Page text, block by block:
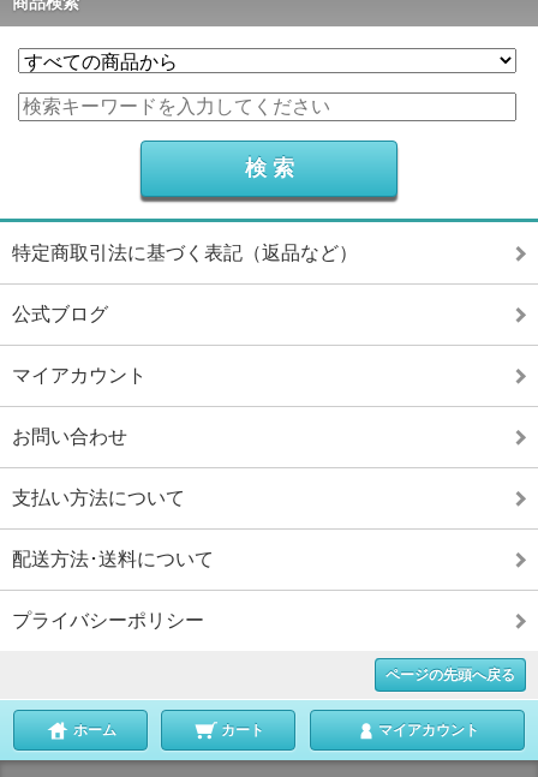
特定商取引法に基づく表記（返品など）
公式ブログ
マイアカウント
お問い合わせ
支払い方法について
配送方法･送料について
プライバシーポリシー
ページの先頭へ戻る
ホーム カート マイアカウント